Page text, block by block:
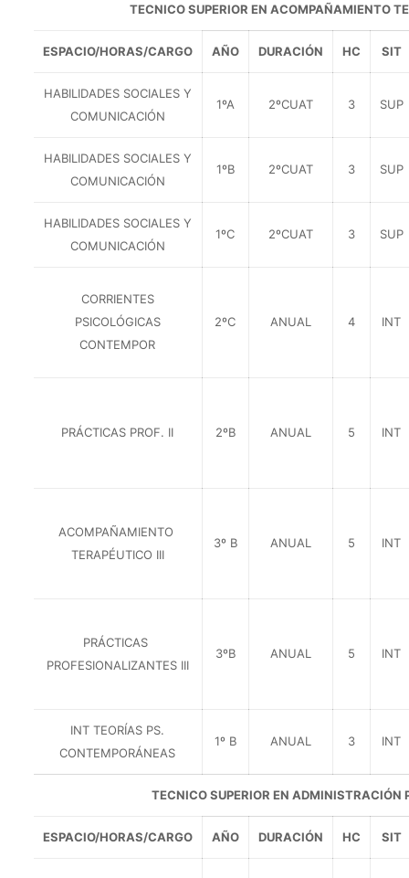
TECNICO SUPERIOR EN ACOMPAÑAMIENTO
ESPACIO/HORAS/CARGO AÑO DURACIÓN HC SIT
HABILIDADES SOCIALES Y
COMUNICACIÓN
1ºA 2ºCUAT 3 SUP
HABILIDADES SOCIALES Y
COMUNICACIÓN
1ºB 2ºCUAT 3 SUP
HABILIDADES SOCIALES Y
COMUNICACIÓN
1ºC 2ºCUAT 3 SUP
CORRIENTES
PSICOLÓGICAS
CONTEMPOR
2ºC ANUAL 4 INT
PRÁCTICAS PROF. II 2ºB ANUAL 5 INT
ACOMPAÑAMIENTO
TERAPÉUTICO III
3º B ANUAL 5 INT
PRÁCTICAS
PROFESIONALIZANTES III
3ºB ANUAL 5 INT
INT TEORÍAS PS.
CONTEMPORÁNEAS
1º B ANUAL 3 INT
TECNICO SUPERIOR EN ADMINISTRACIÓN
ESPACIO/HORAS/CARGO AÑO DURACIÓN HC SIT